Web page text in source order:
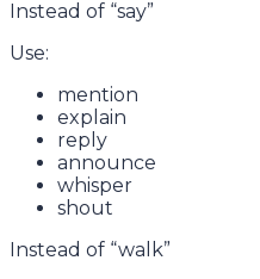
Instead of “say”
Use:
mention
explain
reply
announce
whisper
shout
Instead of “walk”